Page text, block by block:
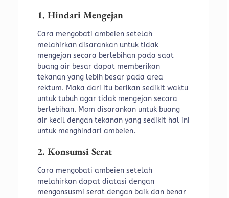
1. Hindari Mengejan
Cara mengobati ambeien setelah
melahirkan disarankan untuk tidak
mengejan secara berlebihan pada saat
buang air besar dapat memberikan
tekanan yang lebih besar pada area
rektum. Maka dari itu berikan sedikit waktu
untuk tubuh agar tidak mengejan secara
berlebihan. Mom disarankan untuk buang
air kecil dengan tekanan yang sedikit hal ini
untuk menghindari ambeien.
2. Konsumsi Serat
Cara mengobati ambeien setelah
melahirkan dapat diatasi dengan
mengonsusmi serat dengan baik dan benar